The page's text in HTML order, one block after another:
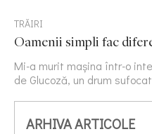
TRĂIRI
Oamenii simpli fac
Mi-a murit mașina într-o
de Glucoză, un drum
ARHIVA ARTICOLE